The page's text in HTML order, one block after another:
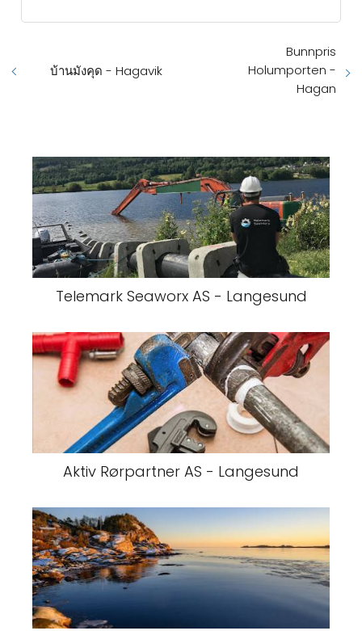
บ้านมังคุด - Hagavik
Bunnpris
Holumporten -
Hagan
Telemark Seaworx AS - Langesund
Aktiv Rørpartner AS - Langesund